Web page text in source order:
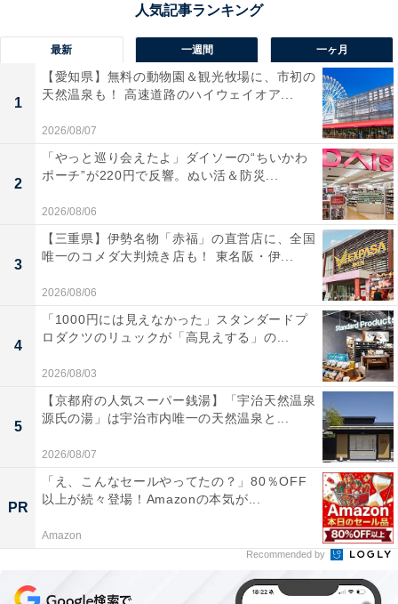
公共交通機関が遅れたとき
日本では、電車や地下鉄が遅延した場合、「ご迷惑をお
かけして大変申し訳ございません」という謝罪のアナウ
ンスが流れます。しかし、フランスではこれが一切あり
ません。遅延の理由が事故であろうとストライキであろ
うと、公に謝ることをしないのです。
自動改札機や発券機が故障している場合も同様です。こ
うした状況では、「他の機械を使ってください」や「い
つ直るか分かりません」といった対応をされることがほ
とんどです。フランス人の間では、「自分は直接かかわ
っていないのだから」という意識が働いているのだと思
います。
次ページ
謝らない価値観はどこから来るの
最新 一週間 一ヶ月
1
【愛知県】無料の動物園＆観光牧場に、市初の
天然温泉も！ 高速道路のハイウェイオア...
2026/08/07
2
「やっと巡り会えたよ」ダイソーの“ちいかわ
ポーチ”が220円で反響。ぬい活＆防災...
2026/08/06
3
【三重県】伊勢名物「赤福」の直営店に、全国
唯一のコメダ大判焼き店も！ 東名阪・伊...
2026/08/06
4
「1000円には見えなかった」スタンダードプ
ロダクツのリュックが「高見えする」の...
2026/08/03
5
【京都府の人気スーパー銭湯】「宇治天然温泉
源氏の湯」は宇治市内唯一の天然温泉と...
2026/08/07
PR
「え、こんなセールやってたの？」80％OFF
以上が続々登場！Amazonの本気が...
Amazon
Recommended by